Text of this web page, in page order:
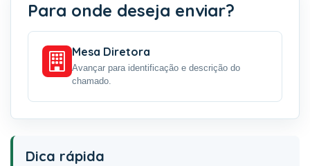
Para onde deseja enviar?
Mesa Diretora
Avançar para identificação e descrição do
chamado.
Dica rápida